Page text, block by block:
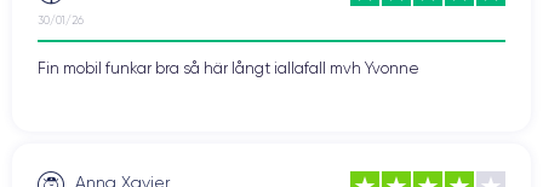
30/01/26
Fin mobil funkar bra så här långt iallafall mvh Yvonne
Anna Xavier